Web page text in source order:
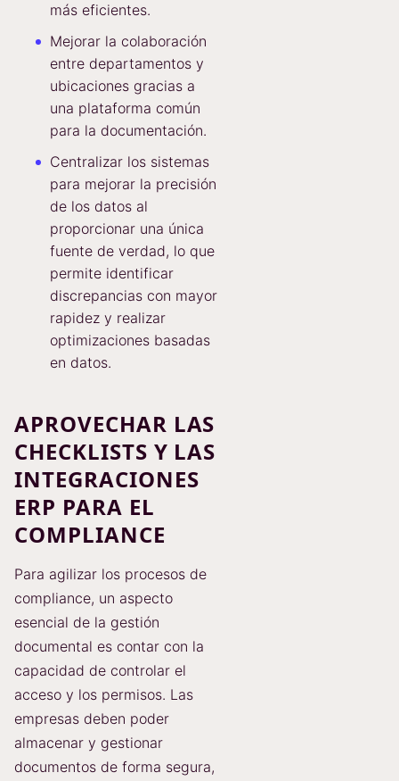
más eficientes.
Mejorar la colaboración
entre departamentos y
ubicaciones gracias a
una plataforma común
para la documentación.
Centralizar los sistemas
para mejorar la precisión
de los datos al
proporcionar una única
fuente de verdad, lo que
permite identificar
discrepancias con mayor
rapidez y realizar
optimizaciones basadas
en datos.
APROVECHAR LAS
CHECKLISTS Y LAS
INTEGRACIONES
ERP PARA EL
COMPLIANCE
Para agilizar los procesos de
compliance, un aspecto
esencial de la gestión
documental es contar con la
capacidad de controlar el
acceso y los permisos. Las
empresas deben poder
almacenar y gestionar
documentos de forma segura,